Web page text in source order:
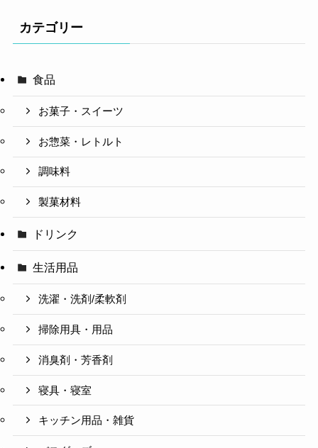
カテゴリー
食品
お菓子・スイーツ
お惣菜・レトルト
調味料
製菓材料
ドリンク
生活用品
洗濯・洗剤/柔軟剤
掃除用具・用品
消臭剤・芳香剤
寝具・寝室
キッチン用品・雑貨